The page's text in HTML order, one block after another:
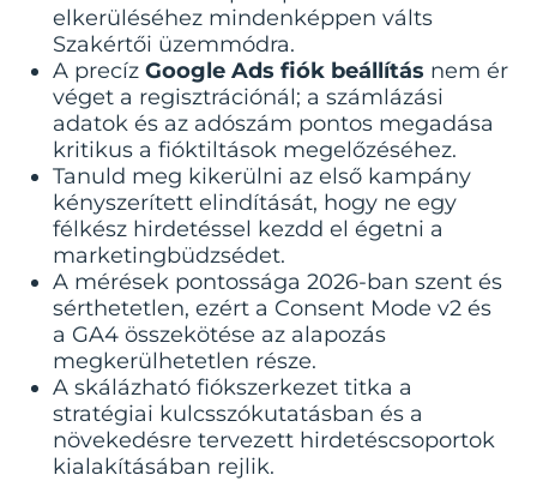
elkerüléséhez mindenképpen válts
Szakértői üzemmódra.
A precíz Google Ads fiók beállítás nem ér
véget a regisztrációnál; a számlázási
adatok és az adószám pontos megadása
kritikus a fióktiltások megelőzéséhez.
Tanuld meg kikerülni az első kampány
kényszerített elindítását, hogy ne egy
félkész hirdetéssel kezdd el égetni a
marketingbüdzsédet.
A mérések pontossága 2026-ban szent és
sérthetetlen, ezért a Consent Mode v2 és
a GA4 összekötése az alapozás
megkerülhetetlen része.
A skálázható fiókszerkezet titka a
stratégiai kulcsszókutatásban és a
növekedésre tervezett hirdetéscsoportok
kialakításában rejlik.